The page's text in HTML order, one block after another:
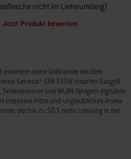
nicht im Lieferumfang)
Jetzt Produkt bewerten
erweitere deine Grillkünste mit dem
Genesis® EPX-335W smarten Gasgrill
Seitenbrenner und WLAN-fähigem digitalem
intensive Hitze und unglaubliches Aroma
der bis zu 50 % mehr Leistung in der
Immer die perfekte Garstufe mit